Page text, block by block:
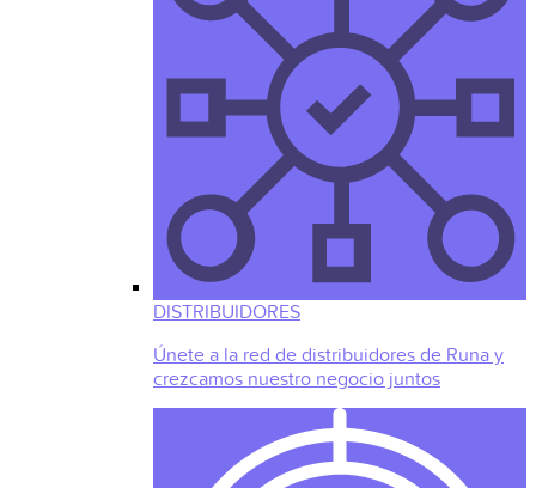
DISTRIBUIDORES
Únete a la red de distribuidores de Runa y
crezcamos nuestro negocio juntos